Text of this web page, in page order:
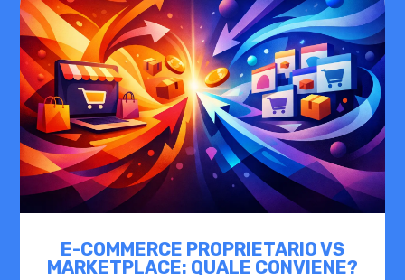
E-COMMERCE PROPRIETARIO VS
MARKETPLACE: QUALE CONVIENE?